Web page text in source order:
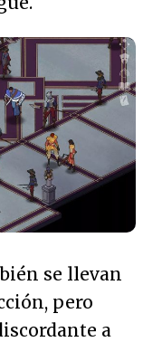
se llevan
pero
a